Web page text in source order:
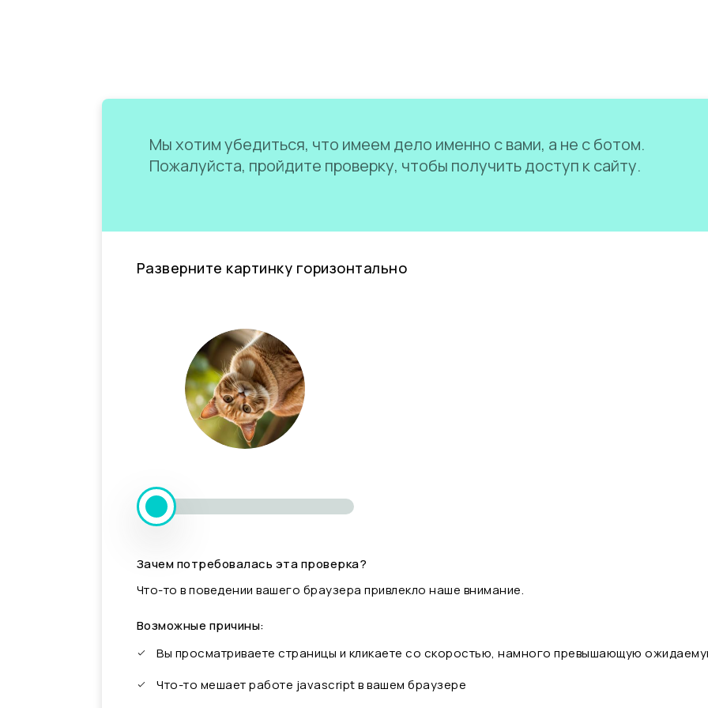
Мы хотим убедиться, что имеем дело именно с вами, а не с ботом.
Пожалуйста, пройдите проверку, чтобы получить доступ к сайту.
Разверните картинку горизонтально
Зачем потребовалась эта проверка?
Что-то в поведении вашего браузера привлекло наше внимание.
Возможные причины:
Вы просматриваете страницы и кликаете со скоростью, намного превышающую
Что-то мешает работе javascript в вашем браузере